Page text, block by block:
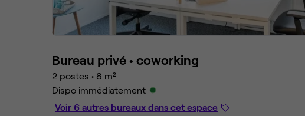
Bureau privé • coworking
2 postes • 8 m²
Dispo immédiatement
Voir 6 autres bureaux dans cet espace